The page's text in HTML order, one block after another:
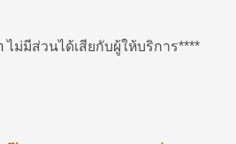
ไม่มีส่วนได้เสียกับผู้ให้บริการ****